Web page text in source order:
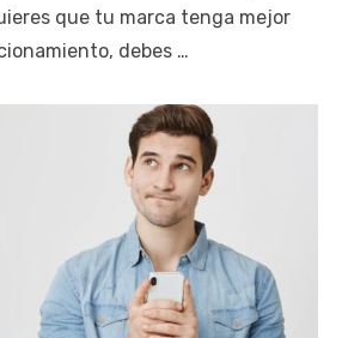
que tu marca tenga mejor
debes …